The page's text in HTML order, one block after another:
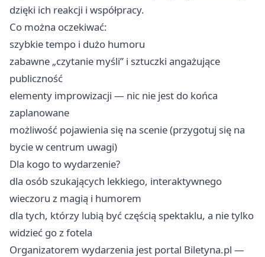
dzięki ich reakcji i współpracy.
Co można oczekiwać:
szybkie tempo i dużo humoru
zabawne „czytanie myśli” i sztuczki angażujące
publiczność
elementy improwizacji — nic nie jest do końca
zaplanowane
możliwość pojawienia się na scenie (przygotuj się na
bycie w centrum uwagi)
Dla kogo to wydarzenie?
dla osób szukających lekkiego, interaktywnego
wieczoru z magią i humorem
dla tych, którzy lubią być częścią spektaklu, a nie tylko
widzieć go z fotela
Organizatorem wydarzenia jest portal Biletyna.pl —